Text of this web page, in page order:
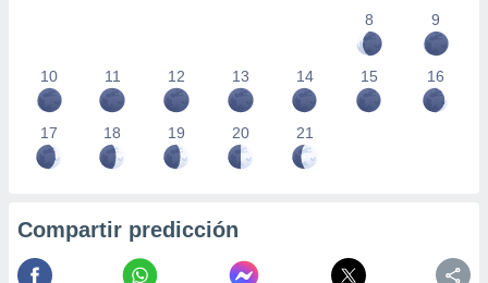
8
9
10 11 12 13 14 15 16
17 18 19 20 21
Compartir predicción